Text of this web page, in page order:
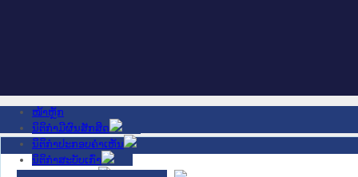
ໜ້າຫຼັກ
ນິຕິກໍາມີຜົນສັກສິດ
ນິຕິກໍາປະກອບຄໍາເຫັນ
ນິຕິກໍາສະບັບເກົ່າ